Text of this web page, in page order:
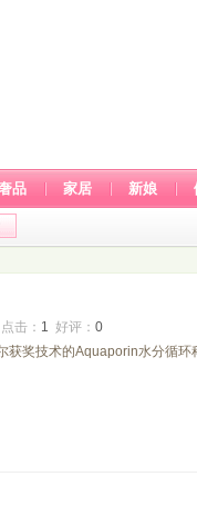
品 家居 新娘
点击： 1 好评： 0
获奖技术的Aquaporin水分循